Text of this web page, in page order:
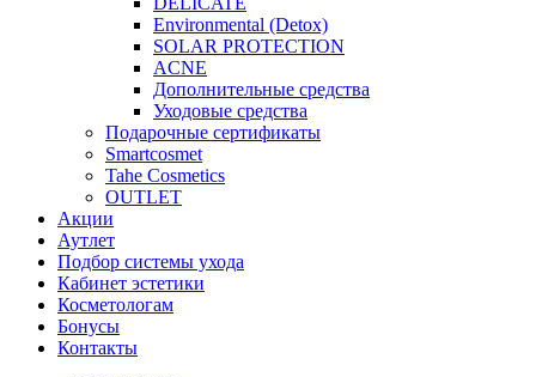
Environmental (Detox)
SOLAR PROTECTION
АCNE
Дополнительные средства
Уходовые средства
Подарочные сертификаты
Smartcosmet
Tahe Cosmetics
OUTLET
Акции
Аутлет
Подбор системы ухода
Кабинет эстетики
Косметологам
Бонусы
Контакты